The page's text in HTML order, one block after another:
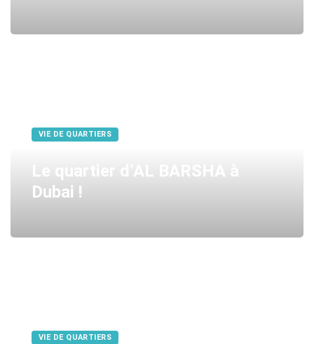
VIE DE QUARTIERS
Le quartier d’AL BARSHA à
Dubai !
VIE DE QUARTIERS